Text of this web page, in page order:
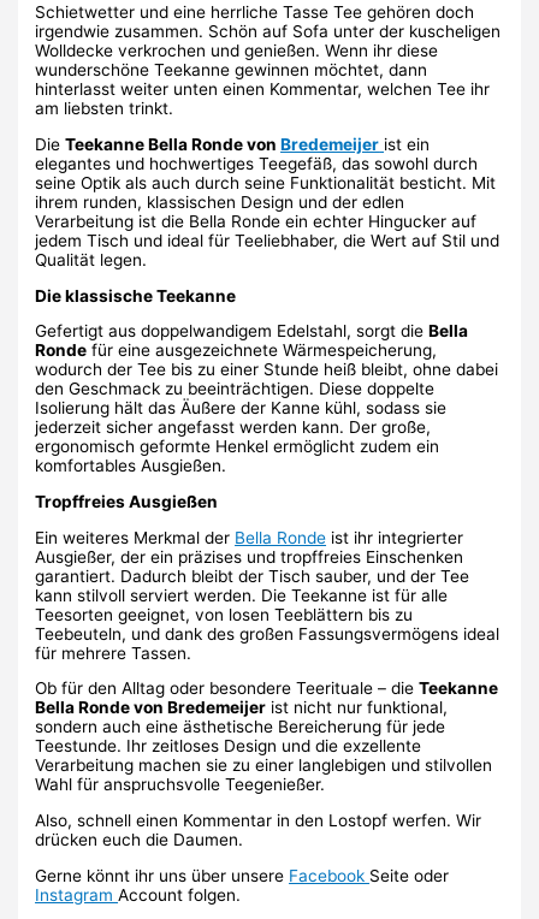
Schietwetter und eine herrliche Tasse Tee gehören doch
irgendwie zusammen. Schön auf Sofa unter der kuscheligen
Wolldecke verkrochen und genießen. Wenn ihr diese
wunderschöne Teekanne gewinnen möchtet, dann
hinterlasst weiter unten einen Kommentar, welchen Tee ihr
am liebsten trinkt.
DieTeekanne Bella Ronde vonBredemeijer ist ein
elegantes und hochwertiges Teegefäß, das sowohl durch
seine Optik als auch durch seine Funktionalität besticht. Mit
ihrem runden, klassischen Design und der edlen
Verarbeitung ist die Bella Ronde ein echter Hingucker auf
jedem Tisch und ideal für Teeliebhaber, die Wert auf Stil und
Qualität legen.
Die klassische Teekanne
Gefertigt aus doppelwandigem Edelstahl, sorgt dieBella
Ronde für eine ausgezeichnete Wärmespeicherung,
wodurch der Tee bis zu einer Stunde heiß bleibt, ohne dabei
den Geschmack zu beeinträchtigen. Diese doppelte
Isolierung hält das Äußere der Kanne kühl, sodass sie
jederzeit sicher angefasst werden kann. Der große,
ergonomisch geformte Henkel ermöglicht zudem ein
komfortables Ausgießen.
Tropffreies Ausgießen
Ein weiteres Merkmal der Bella Ronde ist ihr integrierter
Ausgießer, der ein präzises und tropffreies Einschenken
garantiert. Dadurch bleibt der Tisch sauber, und der Tee
kann stilvoll serviert werden. Die Teekanne ist für alle
Teesorten geeignet, von losen Teeblättern bis zu
Teebeuteln, und dank des großen Fassungsvermögens ideal
für mehrere Tassen.
Ob für den Alltag oder besondere Teerituale – dieTeekanne
Bella Ronde von Bredemeijer ist nicht nur funktional,
sondern auch eine ästhetische Bereicherung für jede
Teestunde. Ihr zeitloses Design und die exzellente
Verarbeitung machen sie zu einer langlebigen und stilvollen
Wahl für anspruchsvolle Teegenießer.
Also, schnell einen Kommentar in den Lostopf werfen. Wir
drücken euch die Daumen.
Gerne könnt ihr uns über unsere Facebook Seite oder
InstagramAccount folgen.